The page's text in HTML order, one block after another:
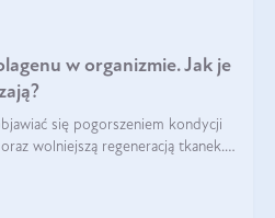
w organizmie. Jak je
się pogorszeniem kondycji
wolniejszą regeneracją tkanek.